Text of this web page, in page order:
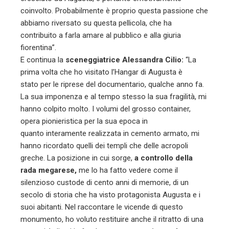
coinvolto. Probabilmente è proprio questa passione che
abbiamo riversato su questa pellicola, che ha
contribuito a farla amare al pubblico e alla giuria
fiorentina”.
E continua la sceneggiatrice Alessandra Cilio: “La
prima volta che ho visitato l’Hangar di Augusta è
stato per le riprese del documentario, qualche anno fa.
La sua imponenza e al tempo stesso la sua fragilità, mi
hanno colpito molto. I volumi del grosso container,
opera pionieristica per la sua epoca in
quanto interamente realizzata in cemento armato, mi
hanno ricordato quelli dei templi che delle acropoli
greche. La posizione in cui sorge, a controllo della
rada megarese, me lo ha fatto vedere come il
silenzioso custode di cento anni di memorie, di un
secolo di storia che ha visto protagonista Augusta e i
suoi abitanti. Nel raccontare le vicende di questo
monumento, ho voluto restituire anche il ritratto di una